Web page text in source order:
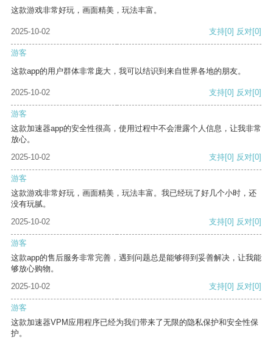
这款游戏非常好玩，画面精美，玩法丰富。
2025-10-02 支持[0] 反对[0]
游客
这款app的用户群体非常庞大，我可以结识到来自世界各地的朋友。
2025-10-02 支持[0] 反对[0]
游客
这款加速器app的安全性很高，使用过程中不会泄露个人信息，让我非常
放心。
2025-10-02
支持[0] 反对[0]
游客
这款游戏非常好玩，画面精美，玩法丰富。我已经玩了好几个小时，还
没有玩腻。
2025-10-02
支持[0] 反对[0]
游客
这款app的售后服务非常完善，遇到问题总是能够得到妥善解决，让我能
够放心购物。
2025-10-02
支持[0] 反对[0]
游客
这款加速器VPM应用程序已经为我们带来了无限的隐私保护和安全性保
护。